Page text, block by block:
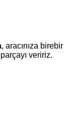
, aracınıza
veririz.